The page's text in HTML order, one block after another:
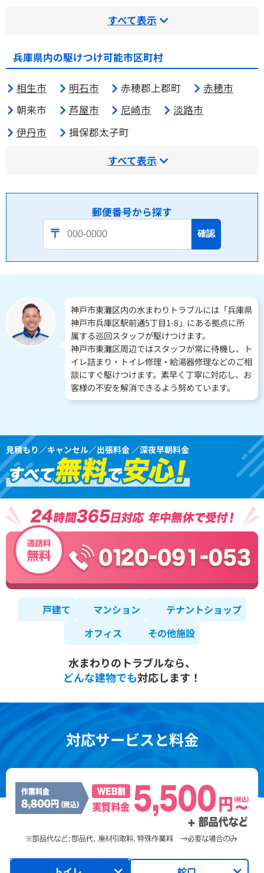
すべて表示
兵庫県内の駆けつけ可能市区町村
相生市 明石市 赤穂郡上郡町
赤穂市
朝来市
芦屋市 尼崎市
淡路市
伊丹市
揖保郡太子町
すべて表示
郵便番号から探す
確認
神戸市東灘区内の水まわりトラブルには「兵庫県
神戸市兵庫区駅前通5丁目1-8」にある拠点に所
属する巡回スタッフが駆けつけます。
神戸市東灘区周辺ではスタッフが常に待機し、ト
イレ詰まり・トイレ修理・給湯器修理などのご相
談にすぐ駆けつけます。素早く丁寧に対応し、お
客様の不安を解消できるよう努めています。
見積もり／キャンセル／出張料金 ／深夜早朝料金
戸建て マンション
テナントショップ
オフィス
その他施設
水まわりのトラブルなら、
どんな建物でも対応します！
対応サービスと料金